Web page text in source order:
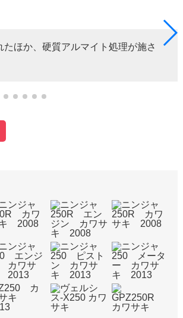
ほか、硬質アルマイト処理が施さ